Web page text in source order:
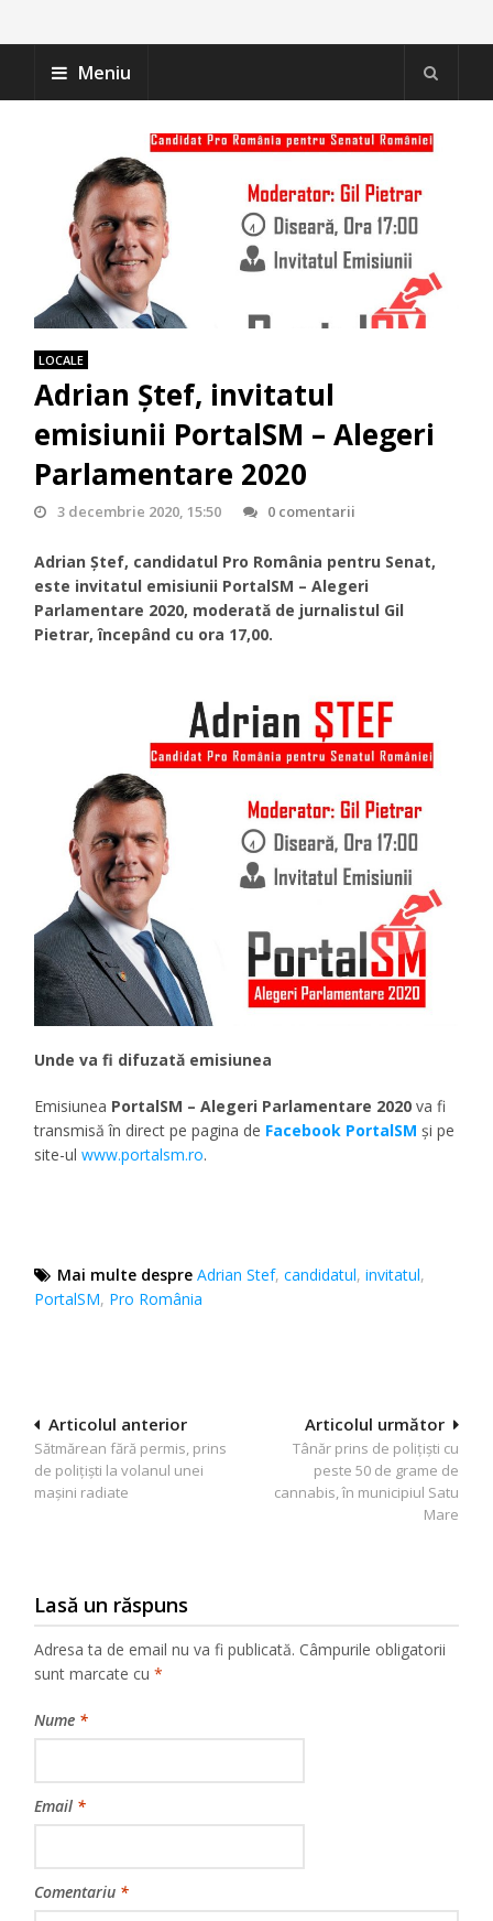
Meniu
LOCALE
Adrian Ștef, invitatul
emisiunii PortalSM – Alegeri
Parlamentare 2020
3 decembrie 2020, 15:50 0 comentarii
Adrian Ștef, candidatul Pro România pentru Senat,
este invitatul emisiunii PortalSM – Alegeri
Parlamentare 2020, moderată de jurnalistul Gil
Pietrar, începând cu ora 17,00.
Unde va fi difuzată emisiunea
Emisiunea PortalSM – Alegeri Parlamentare 2020va fi
transmisă în direct pe pagina de Facebook PortalSM și pe
site-ulwww.portalsm.ro.
Mai multe despre Adrian Stef,candidatul,invitatul,
PortalSM, Pro România
Navigare
în
articole
Articolul următor
Tânăr prins de polițiști cu
peste 50 de grame de
cannabis, în municipiul Satu
Mare
Articolul anterior
Sătmărean fără permis, prins
de polițiști la volanul unei
mașini radiate
Lasă un răspuns
Adresa ta de email nu va fi publicată. Câmpurile obligatorii
sunt marcate cu*
Nume *
Email *
Comentariu *